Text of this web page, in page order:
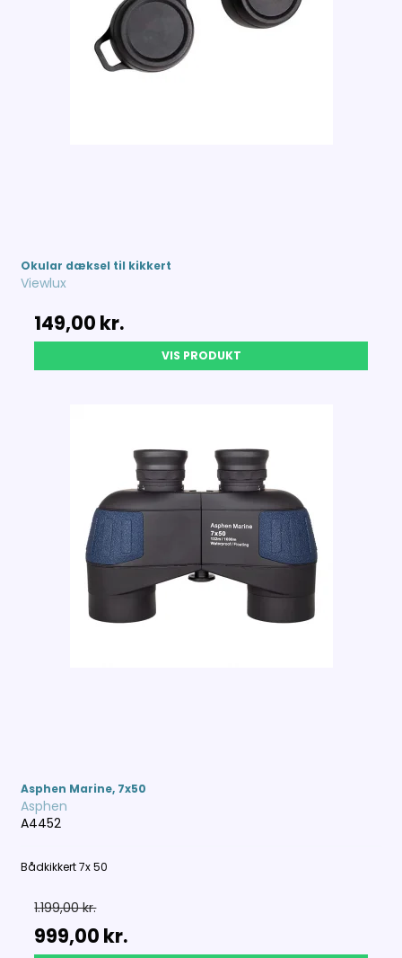
Okular dæksel til kikkert
Viewlux
149,00 kr.
VIS PRODUKT
Asphen Marine, 7x50
Asphen
A4452
Bådkikkert 7x 50
1.199,00 kr.
999,00 kr.